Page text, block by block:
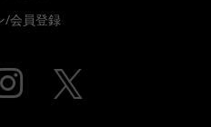
/会員登録